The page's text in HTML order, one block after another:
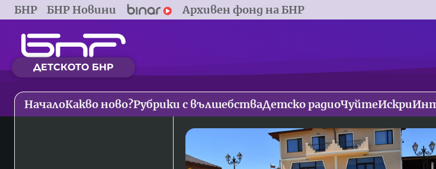
БНР БНР Новини Архивен фонд на БНР
ДЕТСКОТО БНР
НачалоКакво ново?Рубрики с вълшебстваДетско радиоЧуйтеИскри